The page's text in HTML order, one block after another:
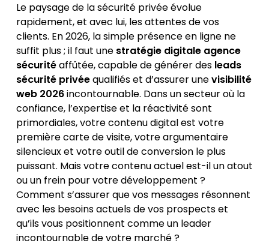
Le paysage de la sécurité privée évolue
rapidement, et avec lui, les attentes de vos
clients. En 2026, la simple présence en ligne ne
suffit plus ; il faut une stratégie digitale agence
sécuritéaffûtée, capable de générer des leads
sécurité privéequalifiés et d’assurer unevisibilité
web 2026incontournable. Dans un secteur où la
confiance, l’expertise et la réactivité sont
primordiales, votre contenu digital est votre
première carte de visite, votre argumentaire
silencieux et votre outil de conversion le plus
puissant. Mais votre contenu actuel est-il un atout
ou un frein pour votre développement ?
Comment s’assurer que vos messages résonnent
avec les besoins actuels de vos prospects et
qu’ils vous positionnent comme un leader
incontournable de votre marché ?